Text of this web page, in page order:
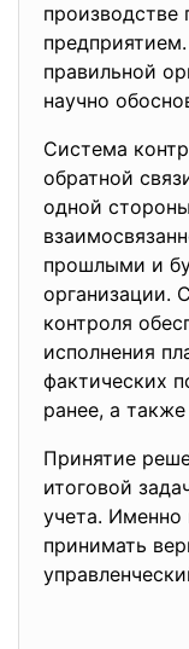
производстве
правильной
научно
Система
обратной
одной
прошлыми и
организации.
контроля
исполнения
фактических
ранее, а
Принятие
итоговой
учета. Именно
принимать